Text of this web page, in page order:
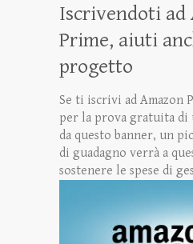
Iscrivendoti ad
Prime, aiuti
progetto
Se ti iscrivi ad Amazon
per la prova gratuita di
da questo banner, un
di guadagno verrà a
sostenere le spese di